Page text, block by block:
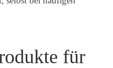
für